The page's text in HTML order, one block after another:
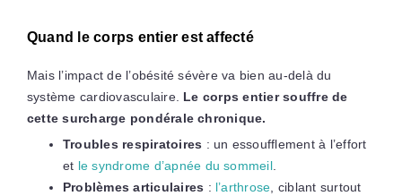
Quand le corps entier est affecté
Mais l’impact de l’obésité sévère va bien au-delà du
système cardiovasculaire. Le corps entier souffre de
cette surcharge pondérale chronique.
Troubles respiratoires : un essoufflement à l’effort
et le syndrome d’apnée du sommeil.
Problèmes articulaires : l’arthrose , ciblant surtout